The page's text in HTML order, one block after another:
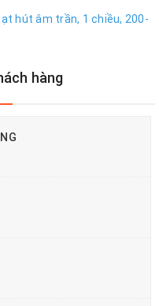
hút âm trần, 1 chiều, 200-
hàng